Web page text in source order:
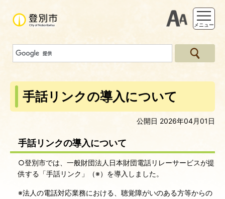
支援ツー
メニュー
手話リンクの導入について
公開日 2026年04月01日
手話リンクの導入について
○登別市では、一般財団法人日本財団電話リレーサービスが提
供する「手話リンク」（※）を導入しました。
※法人の電話対応業務における、聴覚障がいのある方等からの